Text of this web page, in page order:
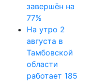
завершён на
77%
На утро 2
августа в
Тамбовской
области
работает 185